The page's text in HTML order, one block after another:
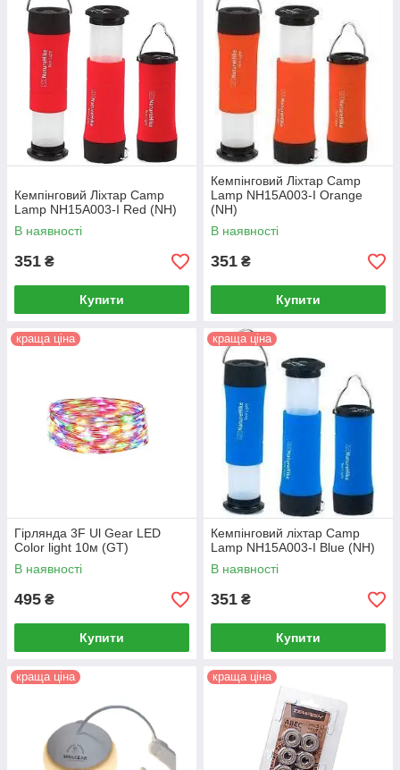
Кемпінговий Ліхтар Camp
Lamp NH15A003-I Red (NH)
В наявності
351 ₴
Купити
Кемпінговий Ліхтар Camp
Lamp NH15A003-I Orange
(NH)
В наявності
351 ₴
Купити
краща ціна
Гірлянда 3F Ul Gear LED
Color light 10м (GT)
В наявності
495 ₴
Купити
краща ціна
Кемпінговий ліхтар Camp
Lamp NH15A003-I Blue (NH)
В наявності
351 ₴
Купити
краща ціна краща ціна